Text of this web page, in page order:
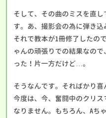
そして、その曲のミスを直
す。あ、撮影会の為に弾き込
それで教本が1冊修了したの
ゃんの頑張りでの結果なの
った！片一方だけど…。
そうなんです。そればかり喜
今度は、今、奮闘中のクリ
なりません。もちろん、Aち